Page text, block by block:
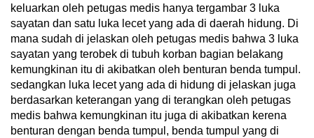
keluarkan oleh petugas medis hanya tergambar 3 luka
sayatan dan satu luka lecet yang ada di daerah hidung. Di
mana sudah di jelaskan oleh petugas medis bahwa 3 luka
sayatan yang terobek di tubuh korban bagian belakang
kemungkinan itu di akibatkan oleh benturan benda tumpul.
sedangkan luka lecet yang ada di hidung di jelaskan juga
berdasarkan keterangan yang di terangkan oleh petugas
medis bahwa kemungkinan itu juga di akibatkan kerena
benturan dengan benda tumpul, benda tumpul yang di